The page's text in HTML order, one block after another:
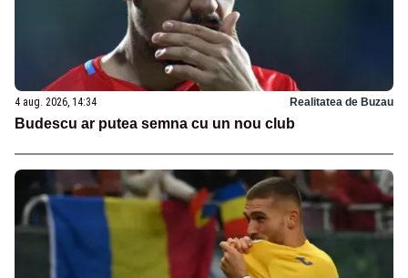
4 aug. 2026, 14:34 Realitatea de Buzau
Budescu ar putea semna cu un nou club